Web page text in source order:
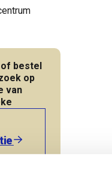
of bestel
op
van